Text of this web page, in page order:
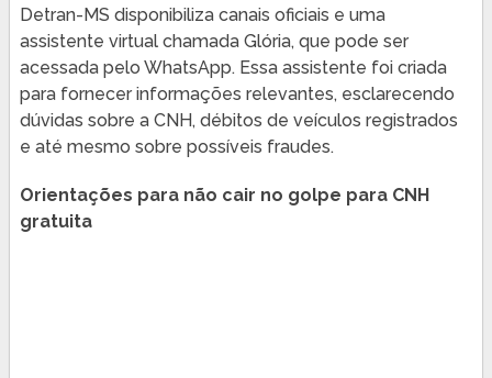
Detran-MS disponibiliza canais oficiais e uma
assistente virtual chamada Glória, que pode ser
acessada pelo WhatsApp. Essa assistente foi criada
para fornecer informações relevantes, esclarecendo
dúvidas sobre a CNH, débitos de veículos registrados
e até mesmo sobre possíveis fraudes.
Orientações para não cair no golpe para CNH
gratuita